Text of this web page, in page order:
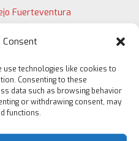
Consent
use technologies like cookies to
Consenting to these
data such as browsing behavior
or withdrawing consent, may
functions.
Fuerteventura